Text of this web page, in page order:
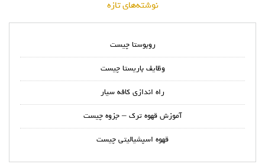
نوشته‌های تازه
روبوستا چیست
وظایف باریستا چیست
راه اندازی کافه سیار
آموزش قهوه ترک – جزوه چیست
قهوه اسپشیالیتی چیست